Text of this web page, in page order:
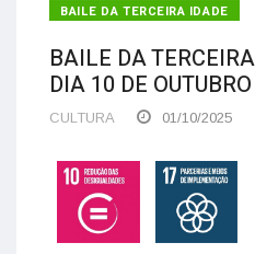
BAILE DA TERCEIRA IDADE
BAILE DA
DIA 10 DE
CULTURA 01/10/2025